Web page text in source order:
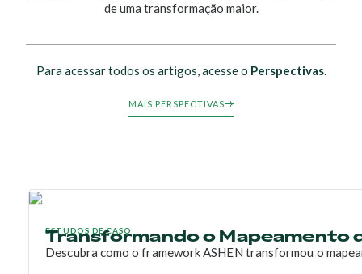
de uma transformação maior.
Para acessar todos os artigos, acesse o Perspectivas.
MAIS PERSPECTIVAS
ESTUDOS DE CASO
Transformando o Mapeamento
Descubra como o framework ASHEN transformou o